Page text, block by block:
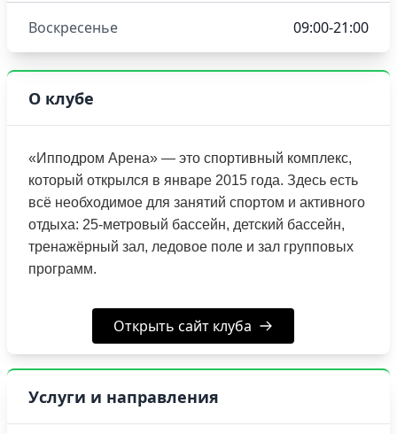
О клубе
«Ипподром Арена» — это спортивный комплекс,
который открылся в январе 2015 года. Здесь есть
всё необходимое для занятий спортом и активного
отдыха: 25-метровый бассейн, детский бассейн,
тренажёрный зал, ледовое поле и зал групповых
программ.
Открыть сайт клуба
Услуги и направления
Воскресенье 09:00-21:00